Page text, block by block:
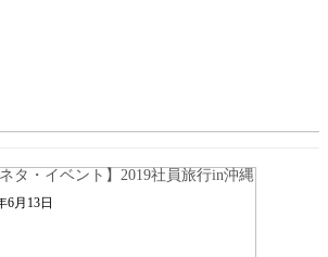
ネタ・イベント】2019社員旅行in沖縄
6月13日